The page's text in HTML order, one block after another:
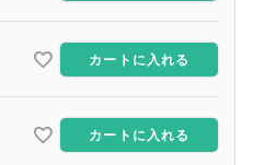
カートに入れる
カートに入れる